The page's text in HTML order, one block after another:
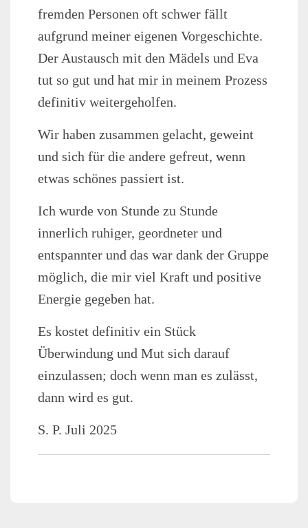
fremden Personen oft schwer fällt
aufgrund meiner eigenen Vorgeschichte.
Der Austausch mit den Mädels und Eva
tut so gut und hat mir in meinem Prozess
definitiv weitergeholfen.
Wir haben zusammen gelacht, geweint
und sich für die andere gefreut, wenn
etwas schönes passiert ist.
Ich wurde von Stunde zu Stunde
innerlich ruhiger, geordneter und
entspannter und das war dank der Gruppe
möglich, die mir viel Kraft und positive
Energie gegeben hat.
Es kostet definitiv ein Stück
Überwindung und Mut sich darauf
einzulassen; doch wenn man es zulässt,
dann wird es gut.
S. P. Juli 2025